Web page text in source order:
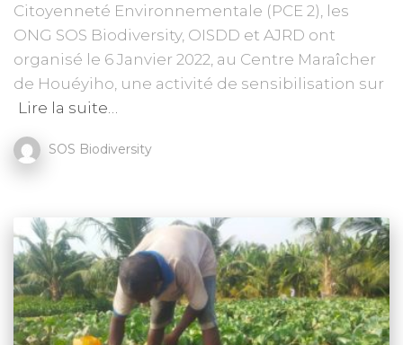
Citoyenneté Environnementale (PCE 2), les
ONG SOS Biodiversity, OISDD et AJRD ont
organisé le 6 Janvier 2022, au Centre Maraîcher
de Houéyiho, une activité de sensibilisation sur
Lire la suite…
SOS Biodiversity